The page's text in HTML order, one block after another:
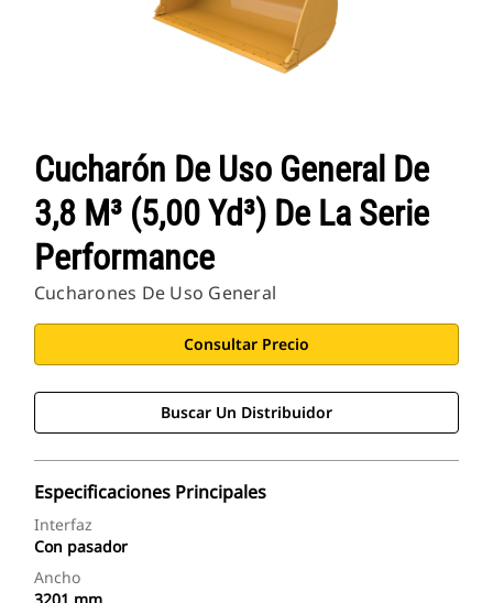
Cucharón De Uso General De
3,8 M³ (5,00 Yd³) De La Serie
Performance
Cucharones De Uso General
Consultar Precio
Buscar Un Distribuidor
Especificaciones Principales
Interfaz
Con pasador
Ancho